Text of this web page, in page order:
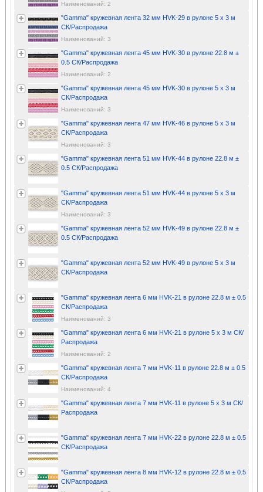
Наименований: 2
"Gamma" кружевная лента 32 мм HVK-29 в рулоне 5 x 3 м
СК/Распродажа
Наименований: 3
"Gamma" кружевная лента 45 мм HVK-30 в рулоне 22.8 м ±
0.5 СК/Распродажа
Наименований: 2
"Gamma" кружевная лента 45 мм HVK-30 в рулоне 5 x 3 м
СК/Распродажа
Наименований: 3
"Gamma" кружевная лента 47 мм HVK-46 в рулоне 5 x 3 м
СК/Распродажа
Наименований: 3
"Gamma" кружевная лента 51 мм HVK-44 в рулоне 22.8 м ±
0.5 СК/Распродажа
"Gamma" кружевная лента 51 мм HVK-44 в рулоне 5 x 3 м
СК/Распродажа
Наименований: 3
"Gamma" кружевная лента 52 мм HVK-49 в рулоне 22.8 м ±
0.5 СК/Распродажа
"Gamma" кружевная лента 52 мм HVK-49 в рулоне 5 x 3 м
СК/Распродажа
"Gamma" кружевная лента 6 мм HVK-21 в рулоне 22.8 м ± 0.5
СК/Распродажа
Наименований: 3
"Gamma" кружевная лента 6 мм HVK-21 в рулоне 5 x 3 м СК/
Распродажа
Наименований: 2
"Gamma" кружевная лента 7 мм HVK-11 в рулоне 22.8 м ± 0.5
СК/Распродажа
Наименований: 4
"Gamma" кружевная лента 7 мм HVK-11 в рулоне 5 x 3 м СК/
Распродажа
"Gamma" кружевная лента 7 мм HVK-22 в рулоне 22.8 м ± 0.5
СК/Распродажа
"Gamma" кружевная лента 8 мм HVK-12 в рулоне 22.8 м ± 0.5
СК/Распродажа